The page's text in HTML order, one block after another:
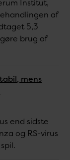
Institut,
af
5,3
brug af
mens
end sidste
og RS-virus